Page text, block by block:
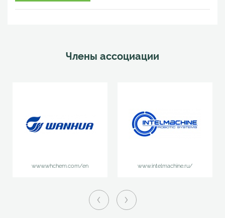
Члены ассоциации
www.whchem.com/en www.intelmachine.ru/
‹ ›